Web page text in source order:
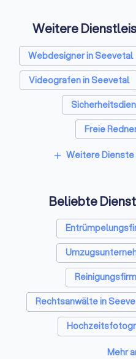
Weitere
Webdesigner in Seevetal
Videografen in Seevetal
Freie
add Weitere
Beliebte
Rechtsanwälte in
Solarteure in Seevetal
Mehr